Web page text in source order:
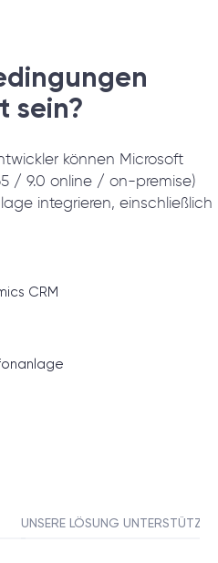
sein?
können Microsoft
/ 9.0 online / on-premise)
integrieren, einschließlich
CRM
UNSERE LÖSUNG UNTERSTÜTZT